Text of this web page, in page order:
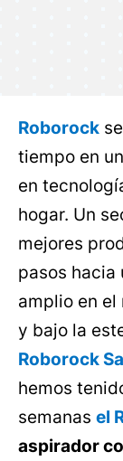
Roborock
tiempo en
en
hogar. Un
mejores
pasos
amplio en el
y bajo la
Roborock
hemos
semanas el
aspirador